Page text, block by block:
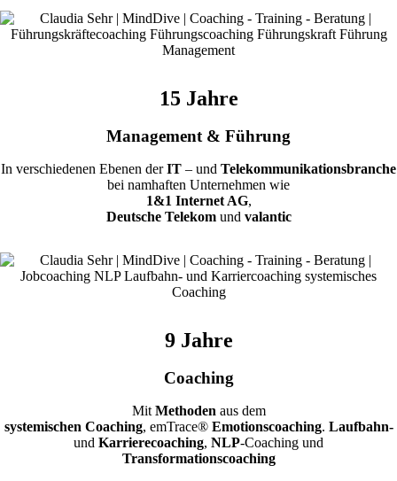
15 Jahre
Management & Führung
In verschiedenen Ebenen derIT – und Telekommunikationsbranche
bei namhaften Unternehmen wie
1&1 Internet AG,
Deutsche Telekomund valantic
9 Jahre
Coaching
Mit Methoden aus dem
systemischen Coaching, emTrace® Emotionscoaching. Laufbahn-
und Karrierecoaching, NLP-Coaching und
Transformationscoaching